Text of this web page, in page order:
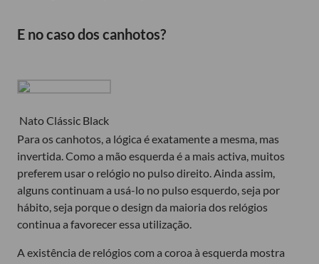
E no caso dos canhotos?
Nato Clássic Black
Para os canhotos, a lógica é exatamente a mesma, mas
invertida. Como a mão esquerda é a mais activa, muitos
preferem usar o relógio no pulso direito. Ainda assim,
alguns continuam a usá-lo no pulso esquerdo, seja por
hábito, seja porque o design da maioria dos relógios
continua a favorecer essa utilização.
A existência de relógios com a coroa à esquerda mostra